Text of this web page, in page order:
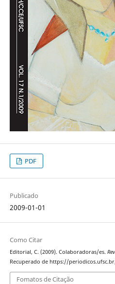
PDF
Publicado
2009-01-01
Como Citar
Editorial, C. (2009). Colaboradoras/es.
Recuperado de https://
Fomatos de Citação